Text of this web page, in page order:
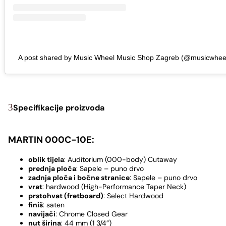
A post shared by Music Wheel Music Shop Zagreb
Specifikacije proizvoda
MARTIN 000C-10E:
oblik tijela: Auditorium (000-body) Cutaway
prednja ploča: Sapele – puno drvo
zadnja ploča i bočne stranice: Sapele – puno drvo
vrat: hardwood (High-Performance Taper Neck)
prstohvat (fretboard): Select Hardwood
finiš: saten
navijači: Chrome Closed Gear
nut širina: 44 mm (1 3/4”)